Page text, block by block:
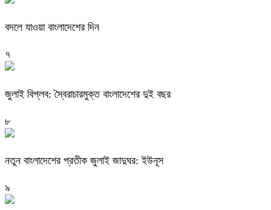
বদলে যাওয়া বাংলাদেশের দিন
৭
জুলাই বিপ্লব: স্বৈরাচারমুক্ত বাংলাদেশের দুই বছর
৮
নতুন বাংলাদেশের প্রতীক জুলাই জাদুঘর: ইউনূস
৯